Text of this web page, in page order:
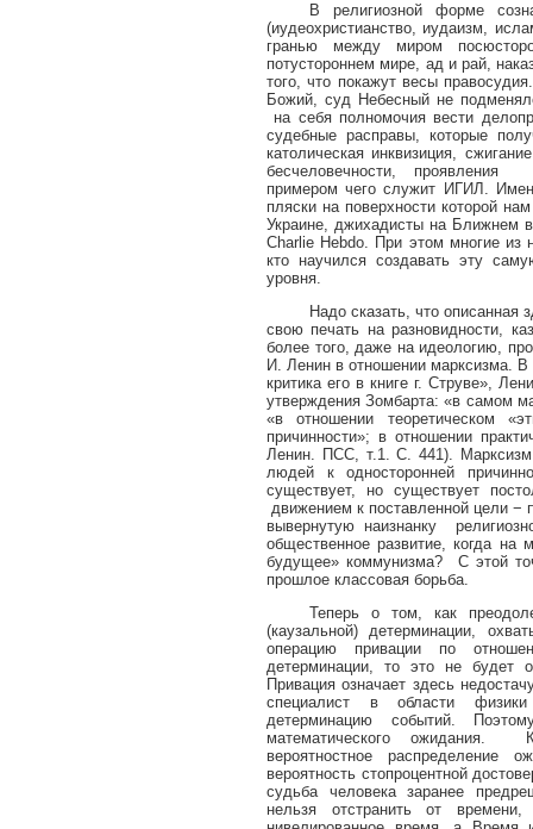
В религиозной форме
(иудеохристианство, иудаизм,
гранью между миром
потустороннем мире, ад и рай,
того, что покажут весы
Божий, суд Небесный не
на себя полномочия вести
судебные расправы, которые
католическая инквизиция,
бесчеловечности, проявления
примером чего служит ИГИЛ.
пляски на поверхности которой
Украине, джихадисты на Ближнем
Charlie Hebdo. При этом многие из
кто научился создавать эту
уровня.
Надо сказать, что описанная
свою печать на разновидности,
более того, даже на идеологию,
И. Ленин в отношении марксизма. В
критика его в книге г. Струве»,
утверждения Зомбарта: «в самом
«в отношении теоретическом
причинности»; в отношении
Ленин. ПСС, т.1. С. 441).
людей к односторонней
существует, но существует
движением к поставленной цели
вывернутую наизнанку
общественное развитие, когда на
будущее» коммунизма?
С этой
прошлое классовая борьба.
Теперь о том, как
(каузальной) детерминации,
операцию привации по
детерминации, то это не будет
Привация означает здесь
специалист в области
детерминацию событий.
математического ожидания.
вероятностное
вероятность стопроцентной
судьба человека заранее
нельзя отстранить от